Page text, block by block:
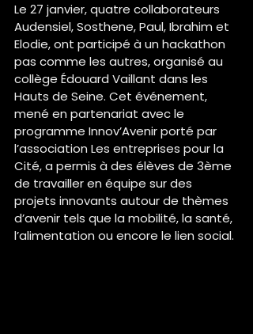
Le 27 janvier, quatre collaborateurs
Audensiel, Sosthene, Paul, Ibrahim et
Elodie, ont participé à un hackathon
pas comme les autres, organisé au
collège Édouard Vaillant dans les
Hauts de Seine. Cet événement,
mené en partenariat avec le
programme Innov’Avenir porté par
l’association Les entreprises pour la
Cité, a permis à des élèves de 3ème
de travailler en équipe sur des
projets innovants autour de thèmes
d’avenir tels que la mobilité, la santé,
l’alimentation ou encore le lien social.